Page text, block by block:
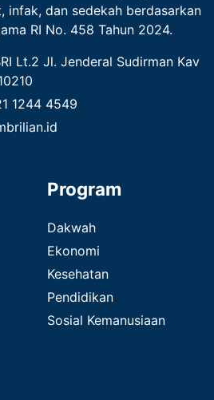
infak, dan sedekah berdasarkan
RI No. 458 Tahun 2024.
Lt.2 Jl. Jenderal Sudirman Kav
1244 4549
Program
Dakwah
Ekonomi
Kesehatan
Pendidikan
Sosial Kemanusiaan